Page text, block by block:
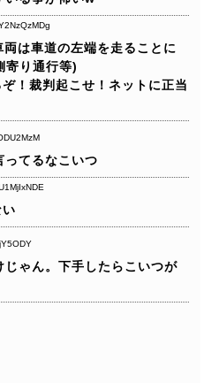
両は車道の左端を走ることに
寄り通行等)
！裁判起こせ！ネットに正当
ってるなこいつ
ゃん。下手したらこいつが